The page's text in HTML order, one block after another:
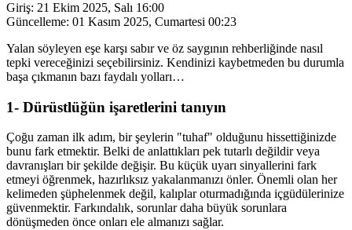
Giriş: 21 Ekim 2025, Salı 16:00
Güncelleme: 01 Kasım 2025, Cumartesi 00:23
Yalan söyleyen eşe karşı sabır ve öz saygının rehberliğinde nasıl
tepki vereceğinizi seçebilirsiniz. Kendinizi kaybetmeden bu durumla
başa çıkmanın bazı faydalı yolları…
1- Dürüstlüğün işaretlerini tanıyın
Çoğu zaman ilk adım, bir şeylerin "tuhaf" olduğunu hissettiğinizde
bunu fark etmektir. Belki de anlattıkları pek tutarlı değildir veya
davranışları bir şekilde değişir. Bu küçük uyarı sinyallerini fark
etmeyi öğrenmek, hazırlıksız yakalanmanızı önler. Önemli olan her
kelimeden şüphelenmek değil, kalıplar oturmadığında içgüdülerinize
güvenmektir. Farkındalık, sorunlar daha büyük sorunlara
dönüşmeden önce onları ele almanızı sağlar.